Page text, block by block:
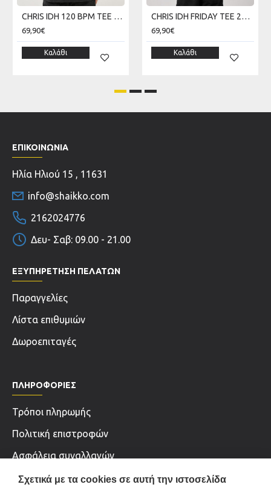
CHRIS IDH 120 BPM TEE 270 GSM SKU226TT10-02V
69,90€
Καλάθι
CHRIS IDH FRIDAY TEE 270 GSM SKU226TT13-02V
69,90€
Καλάθι
ΕΠΙΚΟΙΝΩΝΊΑ
Ηλία Ηλιού 15 , 11631
info@shaikko.com
2162024776
Δευ- Σαβ: 09.00 - 21.00
ΕΞΥΠΗΡΕΤΗΣΗ ΠΕΛΑΤΩΝ
Παραγγελίες
Λίστα επιθυμιών
Δωροεπιταγές
ΠΛΗΡΟΦΟΡΊΕΣ
Τρόποι πληρωμής
Πολιτική επιστροφών
Ασφάλεια συναλλαγών
Όροι χρήσης & Πολιτική Απορρήτου
Σχετικά με τα cookies σε αυτή την ιστοσελίδα